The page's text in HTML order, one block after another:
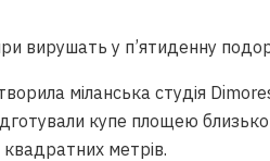
вирушать у п’ятиденну
міланська студія
купе площею
метрів.